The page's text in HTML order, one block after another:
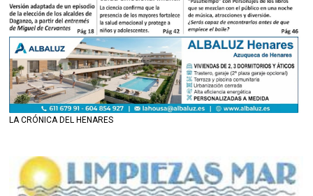
LA CRÓNICA DEL HENARES